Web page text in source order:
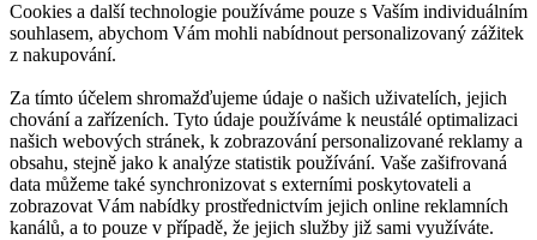
Cookies a další technologie používáme pouze s Vaším individuálním
souhlasem, abychom Vám mohli nabídnout personalizovaný zážitek
z nakupování.
Za tímto účelem shromažďujeme údaje o našich uživatelích, jejich
chování a zařízeních. Tyto údaje používáme k neustálé optimalizaci
našich webových stránek, k zobrazování personalizované reklamy a
obsahu, stejně jako k analýze statistik používání. Vaše zašifrovaná
data můžeme také synchronizovat s externími poskytovateli a
zobrazovat Vám nabídky prostřednictvím jejich online reklamních
kanálů, a to pouze v případě, že jejich služby již sami využíváte.